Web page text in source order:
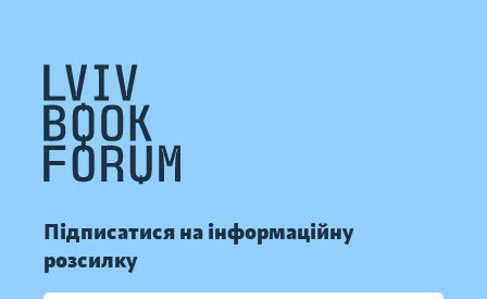
Підписатися на інформаційну
розсилку